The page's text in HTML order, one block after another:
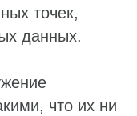
точек,
данных.
что их ни